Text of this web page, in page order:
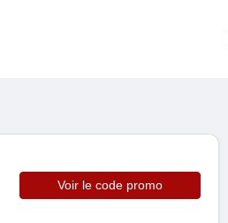
Voir le code promo